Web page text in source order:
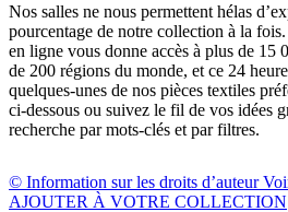
Nos salles ne nous permettent hélas
pourcentage de notre collection à la
en ligne vous donne accès à plus de 15
de 200 régions du monde, et ce 24
quelques-unes de nos pièces textiles
ci-dessous ou suivez le fil de vos idées
recherche par mots-clés et par filtres.
© Information sur les droits d’auteur
AJOUTER À VOTRE COLLECTION